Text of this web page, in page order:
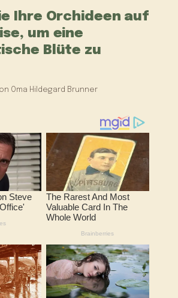
Ihre Orchideen auf
um eine
Blüte zu
Oma Hildegard Brunner